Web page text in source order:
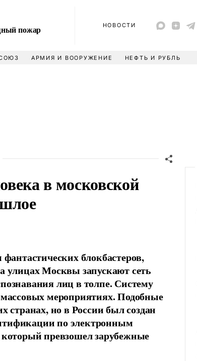
пожар НОВОСТИ
АРМИЯ И ВООРУЖЕНИЕ НЕФТЬ И РУБЛЬ
в московской
блокбастеров,
улицах Москвы запускают сеть
лиц в толпе. Систему
мероприятиях. Подобные
странах, но в России был создан
по электронным
превзошел зарубежные